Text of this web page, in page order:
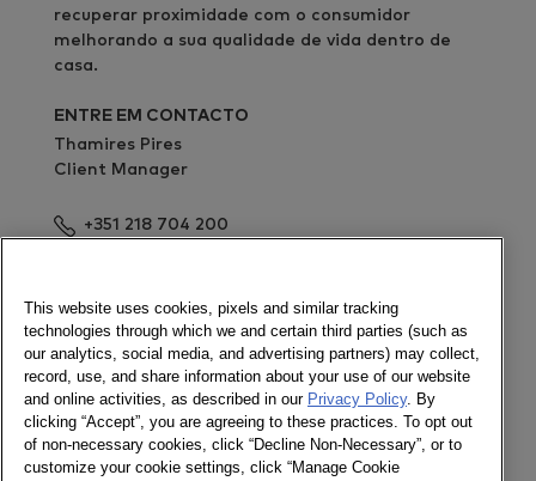
recuperar proximidade com o consumidor
melhorando a sua qualidade de vida dentro de
casa.
ENTRE EM CONTACTO
Thamires Pires
Client Manager
+351 218 704 200
Newsletter
Ligue-se a nós
Newsletter
Twitter
This website uses cookies, pixels and similar tracking
technologies through which we and certain third parties (such as
our analytics, social media, and advertising partners) may collect,
record, use, and share information about your use of our website
and online activities, as described in our Privacy Policy. By
clicking “Accept”, you are agreeing to these practices. To opt out
of non-necessary cookies, click “Decline Non-Necessary”, or to
customize your cookie settings, click “Manage Cookie